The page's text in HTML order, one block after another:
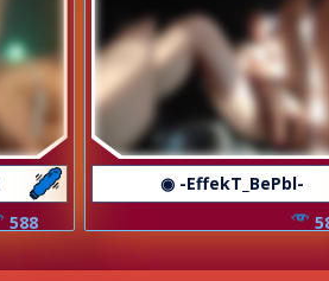
588
◉ -EffekT_BePbl-